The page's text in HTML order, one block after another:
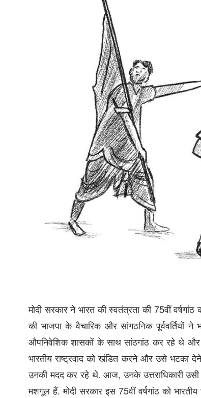
मोदी सरकार ने भारत की स्वतंत्रता की 75वीं
की भाजपा के वैचारिक और सांगठनिक पूर्ववर्तियों ने
औपनिवेशिक शासकों के साथ सांठगांठ कर रहे थे और
भारतीय राष्ट्रवाद को खंडित करने और उसे भटका
उनकी मदद कर रहे थे. आज, उनके उत्तराधिकारी उसी
मशगूल हैं. मोदी सरकार इस 75वीं वर्षगांठ को